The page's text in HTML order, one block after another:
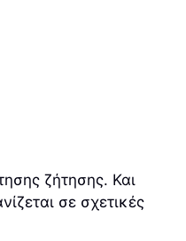
ζήτησης. Και
σε σχετικές